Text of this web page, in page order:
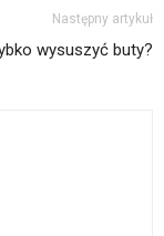
Następny artykuł
wysuszyć buty?